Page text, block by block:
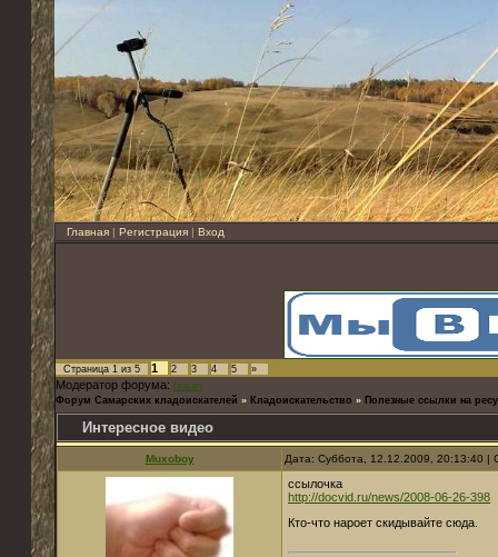
Главная | Регистрация | Вход
Страница 1 из 5 1 2 3 4 5 »
Модератор форума: bratan
Форум Самарских кладоискателей » Кладоискательство » Полезные ссылки на
Интересное видео
Muxoboy Дата: Суббота, 12.12.2009, 20:13:40
ссылочка
http://docvid.ru/news/2008-06-26-398
Кто-что нароет скидывайте сюда.